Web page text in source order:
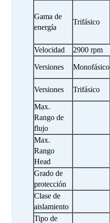
Gama de
energía
Trifásico
Velocidad 2900 rpm
Versiones Monofásico
Versiones Trifásico
Max.
Rango de
flujo
Max.
Rango
Head
Grado de
protección
Clase de
aislamiento
Tipo de